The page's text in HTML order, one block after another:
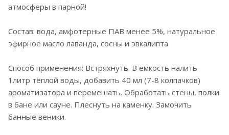
атмосферы в парной!
Состав: вода, амфотерные ПАВ менее 5%, натуральное
эфирное масло лаванда, сосны и эвкалипта
Способ применения: Встряхнуть. В емкость налить
1литр тёплой воды, добавить 40 мл (7-8 колпачков)
ароматизатора и перемешать. Обработать стены, полки
в бане или сауне. Плеснуть на каменку. Замочить
банные веники.